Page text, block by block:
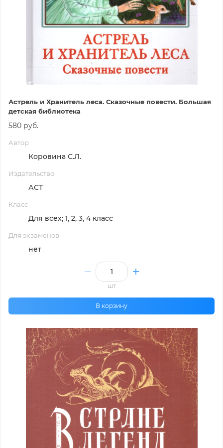
Астрель и Хранитель леса. Сказочные повести. Большая
детская библиотека
580 руб.
Автор
Коровина С.Л.
Издательство
АСТ
Класс
Для всех; 1, 2, 3, 4 класс
Для экзаменов
нет
шт
В корзину